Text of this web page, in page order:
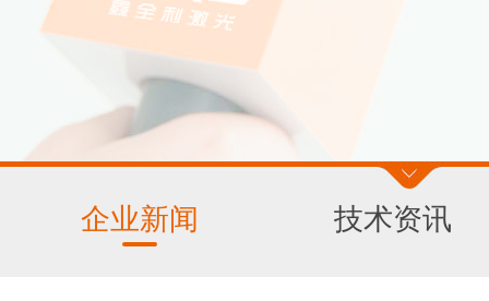
企业新闻 技术资讯